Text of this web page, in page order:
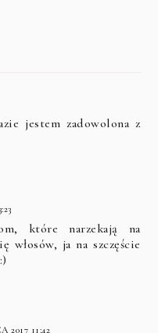
jestem zadowolona z
które narzekają na
włosów, ja na szczęście
2017 11:42